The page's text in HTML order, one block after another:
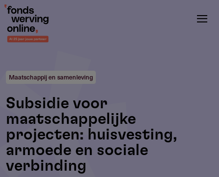
Overslaan
naar
de
Maatschappij en samenleving
Subsidie voor
maatschappelijke
projecten: huisvesting,
armoede en sociale
verbinding